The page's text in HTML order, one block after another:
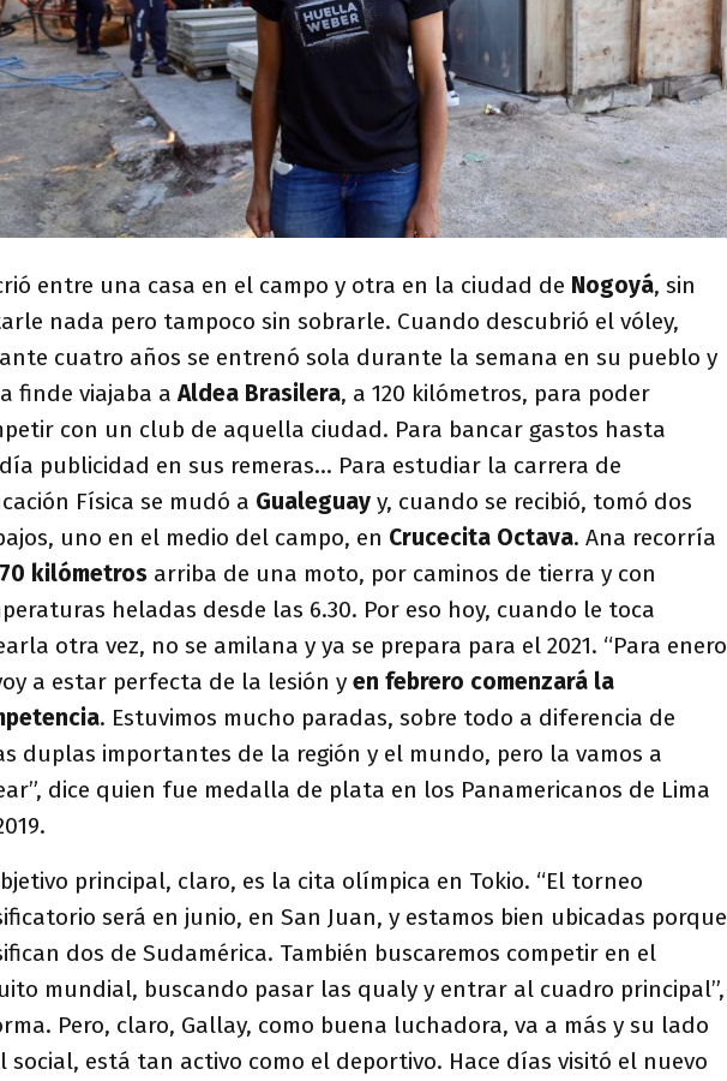
entre una casa en el campo y otra en la ciudad de Nogoyá, sin
nada pero tampoco sin sobrarle. Cuando descubrió el vóley,
cuatro años se entrenó sola durante la semana en su pueblo y
finde viajaba a Aldea Brasilera, a 120 kilómetros, para poder
con un club de aquella ciudad. Para bancar gastos hasta
publicidad en sus remeras… Para estudiar la carrera de
Física se mudó a Gualeguay y, cuando se recibió, tomó dos
uno en el medio del campo, en Crucecita Octava. Ana recorría
70 kilómetros arriba de una moto, por caminos de tierra y con
heladas desde las 6.30. Por eso hoy, cuando le toca
otra vez, no se amilana y ya se prepara para el 2021. “Para enero
a estar perfecta de la lesión y en febrero comenzará la
. Estuvimos mucho paradas, sobre todo a diferencia de
duplas importantes de la región y el mundo, pero la vamos a
dice quien fue medalla de plata en los Panamericanos de Lima
principal, claro, es la cita olímpica en Tokio. “El torneo
será en junio, en San Juan, y estamos bien ubicadas porque
dos de Sudamérica. También buscaremos competir en el
mundial, buscando pasar las qualy y entrar al cuadro principal”,
Pero, claro, Gallay, como buena luchadora, va a más y su lado
social, está tan activo como el deportivo. Hace días visitó el nuevo